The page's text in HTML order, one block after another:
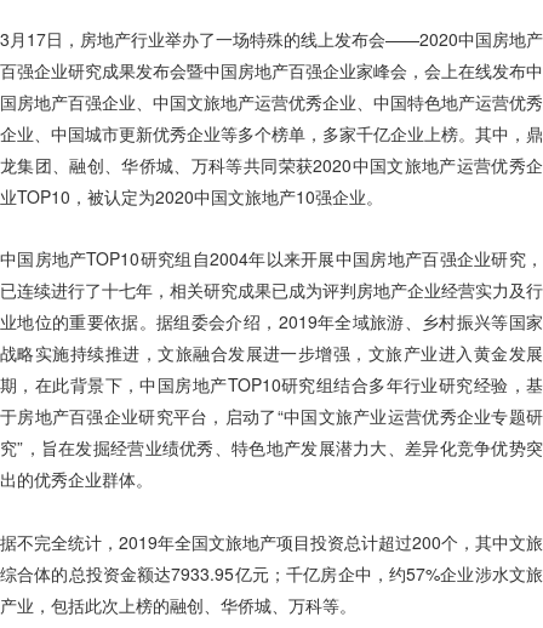
3月17日，房地产行业举办了一场特殊的线上发布会——2020中国房地产
百强企业研究成果发布会暨中国房地产百强企业家峰会，会上在线发布中
国房地产百强企业、中国文旅地产运营优秀企业、中国特色地产运营优秀
企业、中国城市更新优秀企业等多个榜单，多家千亿企业上榜。其中，鼎
龙集团、融创、华侨城、万科等共同荣获2020中国文旅地产运营优秀企
业TOP10，被认定为2020中国文旅地产10强企业。
中国房地产TOP10研究组自2004年以来开展中国房地产百强企业研究，
已连续进行了十七年，相关研究成果已成为评判房地产企业经营实力及行
业地位的重要依据。据组委会介绍，2019年全域旅游、乡村振兴等国家
战略实施持续推进，文旅融合发展进一步增强，文旅产业进入黄金发展
期，在此背景下，中国房地产TOP10研究组结合多年行业研究经验，基
于房地产百强企业研究平台，启动了“中国文旅产业运营优秀企业专题研
究”，旨在发掘经营业绩优秀、特色地产发展潜力大、差异化竞争优势突
出的优秀企业群体。
据不完全统计，2019年全国文旅地产项目投资总计超过200个，其中文旅
综合体的总投资金额达7933.95亿元；千亿房企中，约57%企业涉水文旅
产业，包括此次上榜的融创、华侨城、万科等。